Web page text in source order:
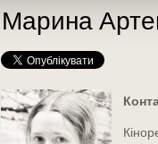
Марина